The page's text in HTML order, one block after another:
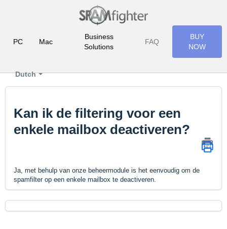
PC Mac
Business
Solutions
FAQ
BUY
NOW
Dutch
Kan ik de filtering voor een
enkele mailbox deactiveren?
Ja, met behulp van onze beheermodule is het eenvoudig om de
spamfilter op een enkele mailbox te deactiveren.